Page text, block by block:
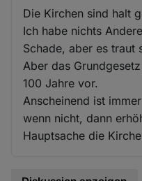
Die Kirchen sind halt
Ich habe nichts
Schade, aber es traut
Aber das
100 Jahre vor.
Anscheinend ist
wenn nicht, dann
Hauptsache die